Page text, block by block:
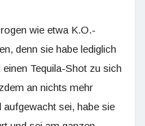
wie etwa K.O.-
denn sie habe lediglich
Tequila-Shot zu sich
an nichts mehr
sei, habe sie